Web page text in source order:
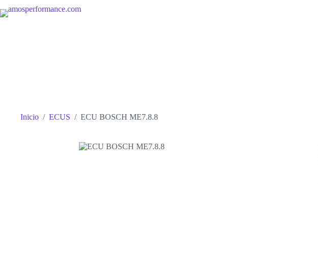
al
Inicio / ECUS / ECU BOSCH ME7.8.8